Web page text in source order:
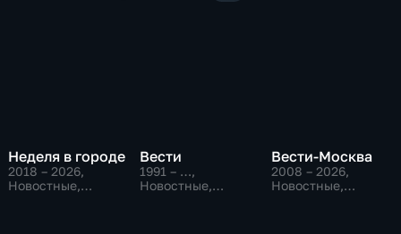
Неделя в городе
2018 – 2026,
Новостные,
Вести
1991 – …,
Новостные,
Вести-Москва
2008 – 2026,
Новостные,